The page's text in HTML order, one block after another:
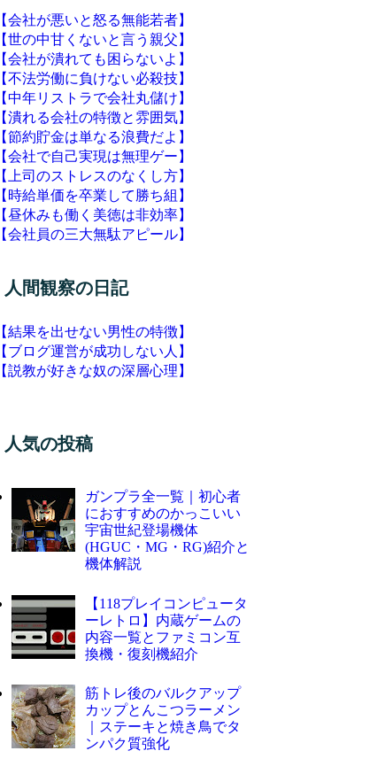
【会社が悪いと怒る無能若者】
【世の中甘くないと言う親父】
【会社が潰れても困らないよ】
【不法労働に負けない必殺技】
【中年リストラで会社丸儲け】
【潰れる会社の特徴と雰囲気】
【節約貯金は単なる浪費だよ】
【会社で自己実現は無理ゲー】
【上司のストレスのなくし方】
【時給単価を卒業して勝ち組】
【昼休みも働く美徳は非効率】
【会社員の三大無駄アピール】
人間観察の日記
【結果を出せない男性の特徴】
【ブログ運営が成功しない人】
【説教が好きな奴の深層心理】
人気の投稿
ガンプラ全一覧｜初心者
におすすめのかっこいい
宇宙世紀登場機体
(HGUC・MG・RG)紹介と
機体解説
【118プレイコンピュータ
ーレトロ】内蔵ゲームの
内容一覧とファミコン互
換機・復刻機紹介
筋トレ後のバルクアップ
カップとんこつラーメン
｜ステーキと焼き鳥でタ
ンパク質強化